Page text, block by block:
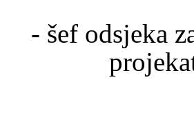
- šef odsjeka